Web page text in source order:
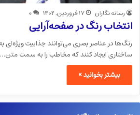
رسانه نگاران ۱۷ فروردین, ۱۴۰۴ ۰
انتخاب رنگ در صفحه‌آرایی
رنگ‌ها در عناصر بصری می‌توانند جذابیت
ساختاری ایجاد کنند که مخاطب را به سمت متن…
بیشتر بخوانید »